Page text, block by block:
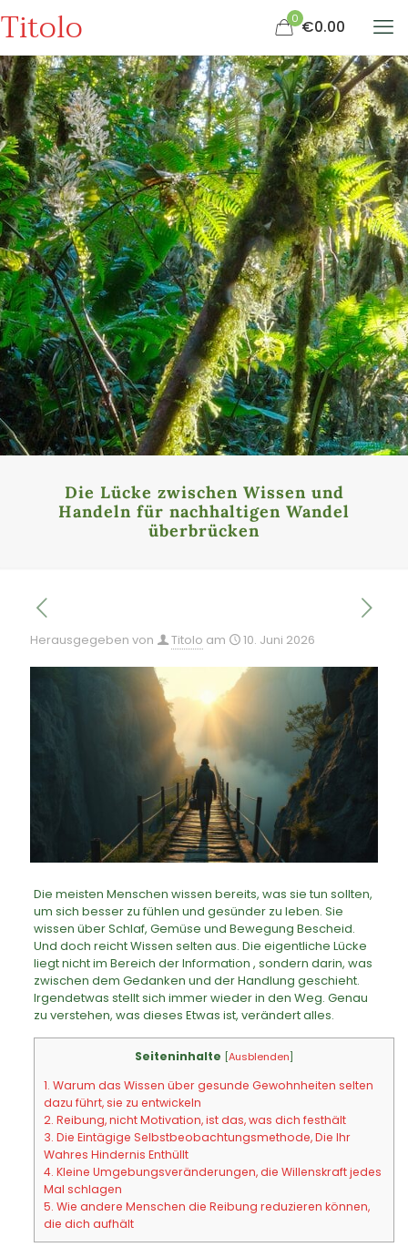
Titolo 0 €0.00
Die Lücke zwischen Wissen und
Handeln für nachhaltigen Wandel
überbrücken
Herausgegeben von Titolo am 10. Juni 2026
Die meisten Menschen wissen bereits, was sie tun sollten,
um sich besser zu fühlen und gesünder zu leben. Sie
wissen über Schlaf, Gemüse und Bewegung Bescheid.
Und doch reicht Wissen selten aus. Die eigentliche Lücke
liegt nicht im Bereich der Information , sondern darin, was
zwischen dem Gedanken und der Handlung geschieht.
Irgendetwas stellt sich immer wieder in den Weg. Genau
zu verstehen, was dieses Etwas ist, verändert alles.
Seiteninhalte [Ausblenden]
1. Warum das Wissen über gesunde Gewohnheiten selten
dazu führt, sie zu entwickeln
2. Reibung, nicht Motivation, ist das, was dich festhält
3. Die Eintägige Selbstbeobachtungsmethode, Die Ihr
Wahres Hindernis Enthüllt
4. Kleine Umgebungsveränderungen, die Willenskraft jedes
Mal schlagen
5. Wie andere Menschen die Reibung reduzieren können,
die dich aufhält